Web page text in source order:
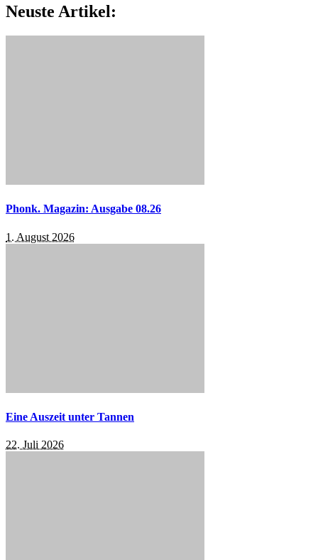
Neuste Artikel:
Phonk. Magazin: Ausgabe 08.26
1. August 2026
Eine Auszeit unter Tannen
22. Juli 2026